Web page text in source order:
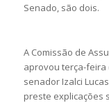
Senado, são dois.
A Comissão de
aprovou terça-feira
senador Izalci
preste explicações